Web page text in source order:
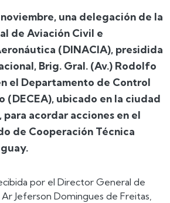
una delegación de la
de Aviación Civil e
(DINACIA), presidida
Brig. Gral. (Av.) Rodolfo
el Departamento de Control
(DECEA), ubicado en la ciudad
para acordar acciones en el
de Cooperación Técnica
por el Director General de
Jeferson Domingues de Freitas,